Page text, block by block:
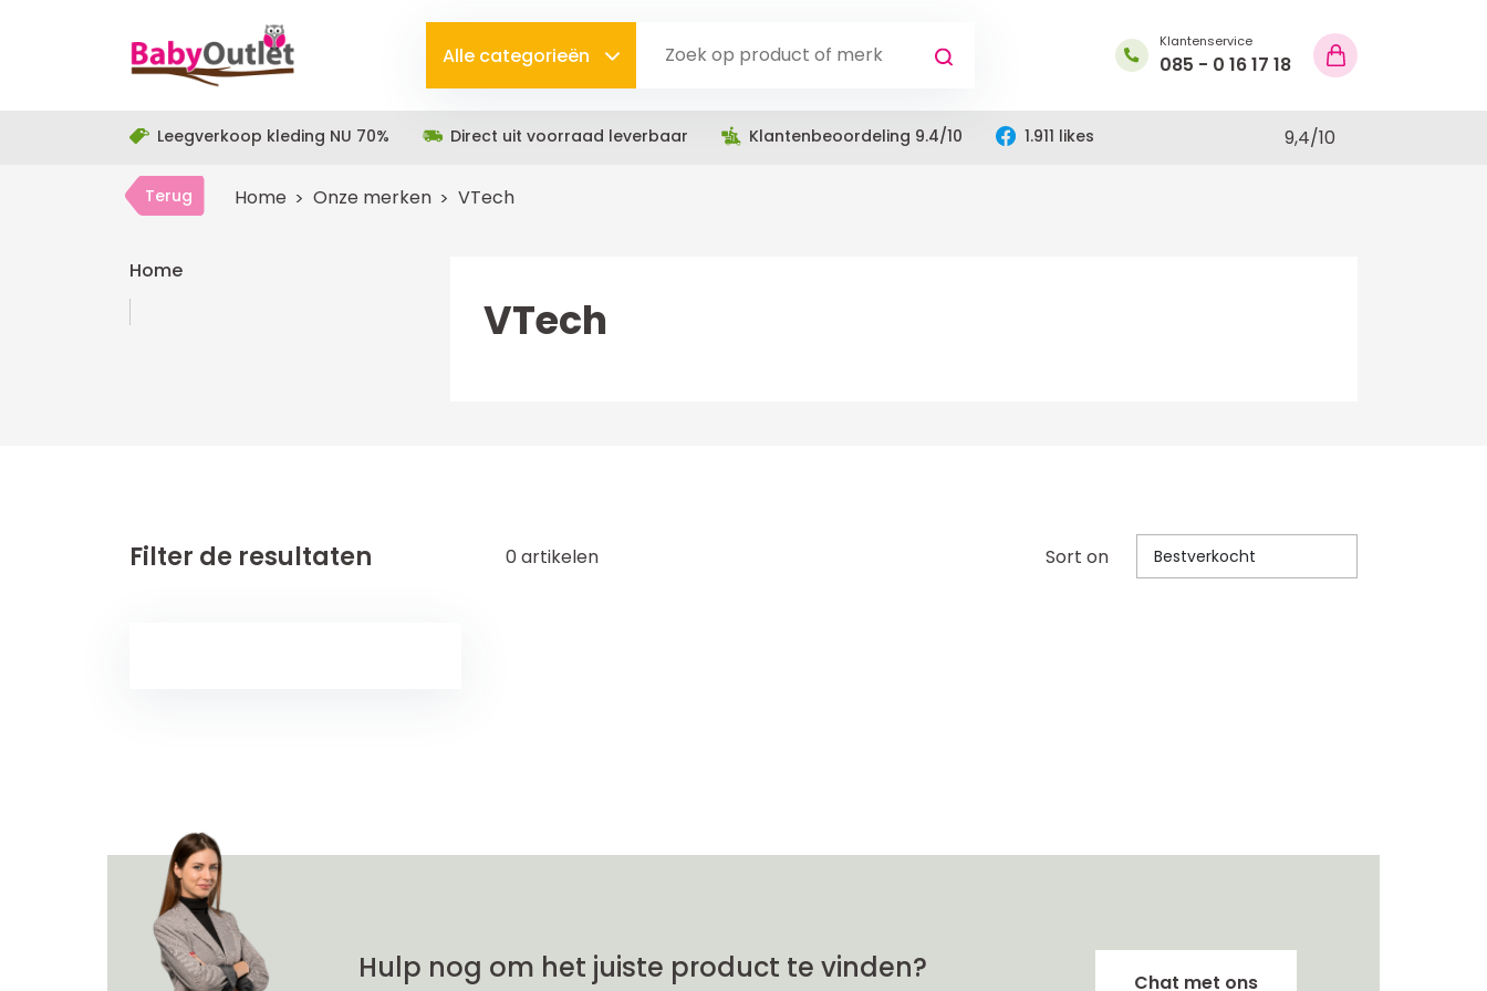
Alle categorieën
Klantenservice
085 - 0 16 17 18
Leegverkoop kleding NU 70% Direct uit voorraad leverbaar Klantenbeoordeling 9.4/10 1.911 likes 9,4/10
Terug Home Onze merken VTech
Home
VTech
Filter de resultaten 0 artikelen Sort on Bestverkocht
Hulp nog om het juiste product te vinden? Chat met ons